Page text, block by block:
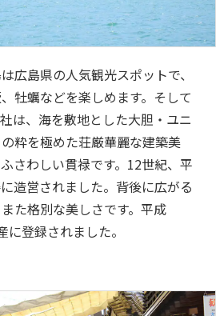
広島県の人気観光スポットで、
牡蠣などを楽しめます。そして
は、海を敷地とした大胆・ユニ
粋を極めた荘厳華麗な建築美
さわしい貫禄です。12世紀、平
造営されました。背後に広がる
た格別な美しさです。平成
登録されました。